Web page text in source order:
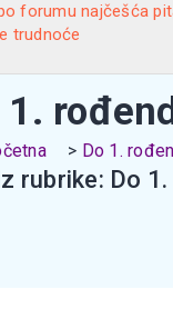
forumu najčešća
trudnoće
1.
Do 1.
rubrike: Do